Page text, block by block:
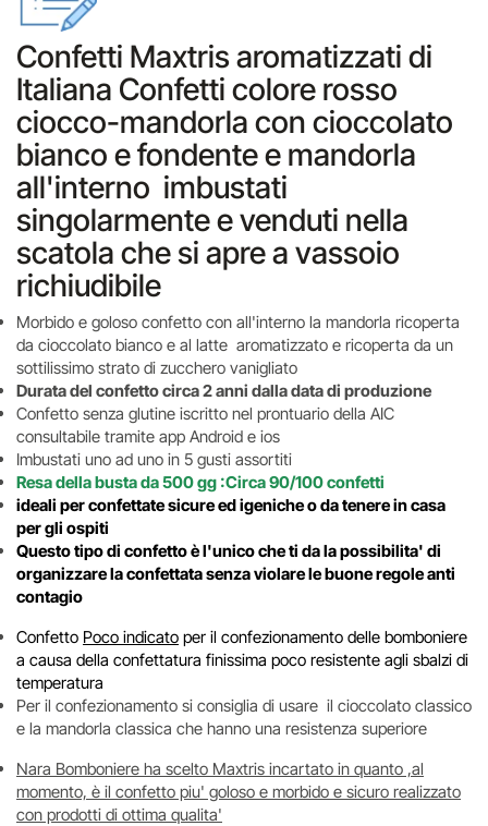
Confetti Maxtris aromatizzati di
Italiana Confetti colore rosso
ciocco-mandorla con cioccolato
bianco e fondente e mandorla
all'interno imbustati
singolarmente e venduti nella
scatola che si apre a vassoio
richiudibile
Morbido e goloso confetto con all'interno la mandorla ricoperta
da cioccolato bianco e al latte aromatizzato e ricoperta da un
sottilissimo strato di zucchero vanigliato
Durata del confetto circa 2 anni dalla data di produzione
Confetto senza glutine iscritto nel prontuario della AIC
consultabile tramite app Android e ios
Imbustati uno ad uno in 5 gusti assortiti
Resa della busta da 500 gg :Circa 90/100 confetti
ideali per confettate sicure ed igeniche oda tenere in casa
per gli ospiti
Questo tipo di confetto è l'unico che ti da la possibilita' di
organizzare la confettata senza violare le buone regole anti
contagio
Confetto Poco indicato per il confezionamento delle bomboniere
a causa della confettatura finissima poco resistente agli sbalzi di
temperatura
Per il confezionamento si consiglia di usare il cioccolato classico
e la mandorla classica che hanno una resistenza superiore
Nara Bomboniere ha scelto Maxtris incartato in quanto ,al
momento, è il confetto piu' goloso e morbido e sicuro realizzato
con prodotti di ottima qualita'